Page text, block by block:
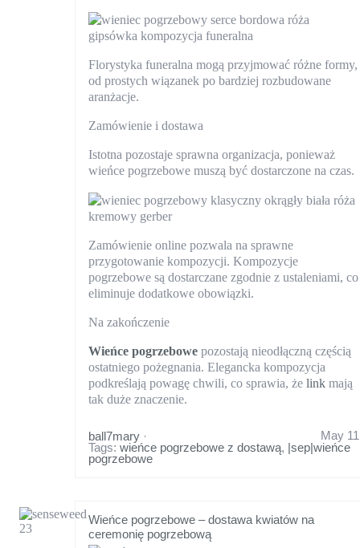
Florystyka funeralna mogą przyjmować różne formy,
od prostych wiązanek po bardziej rozbudowane
aranżacje.
Zamówienie i dostawa
Istotna pozostaje sprawna organizacja, ponieważ
wieńce pogrzebowe muszą być dostarczone na czas.
Zamówienie online pozwala na sprawne
przygotowanie kompozycji. Kompozycje
pogrzebowe są dostarczane zgodnie z ustaleniami, co
eliminuje dodatkowe obowiązki.
Na zakończenie
Wieńce pogrzebowe pozostają nieodłączną częścią
ostatniego pożegnania. Elegancka kompozycja
podkreślają powagę chwili, co sprawia, że link mają
tak duże znaczenie.
ball7mary May 11
·
Tags: wieńce pogrzebowe z dostawą, |sep|wieńce
pogrzebowe
Wieńce pogrzebowe – dostawa kwiatów na
ceremonię pogrzebową